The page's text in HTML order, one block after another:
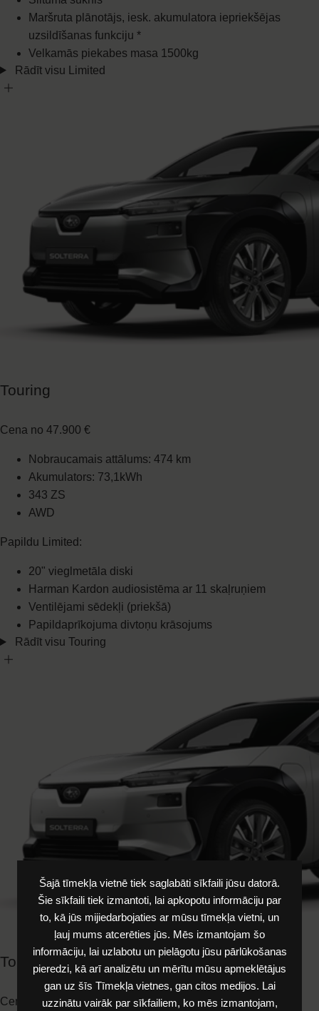
Šajā tīmekļa vietnē tiek saglabāti sīkfaili jūsu datorā.
Šie sīkfaili tiek izmantoti, lai apkopotu informāciju par
to, kā jūs mijiedarbojaties ar mūsu tīmekļa vietni, un
ļauj mums atcerēties jūs. Mēs izmantojam šo
informāciju, lai uzlabotu un pielāgotu jūsu pārlūkošanas
pieredzi, kā arī analizētu un mērītu mūsu apmeklētājus
gan uz šīs Tīmekļa vietnes, gan citos medijos. Lai
uzzinātu vairāk par sīkfailiem, ko mēs izmantojam,